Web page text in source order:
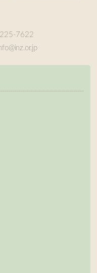
7622